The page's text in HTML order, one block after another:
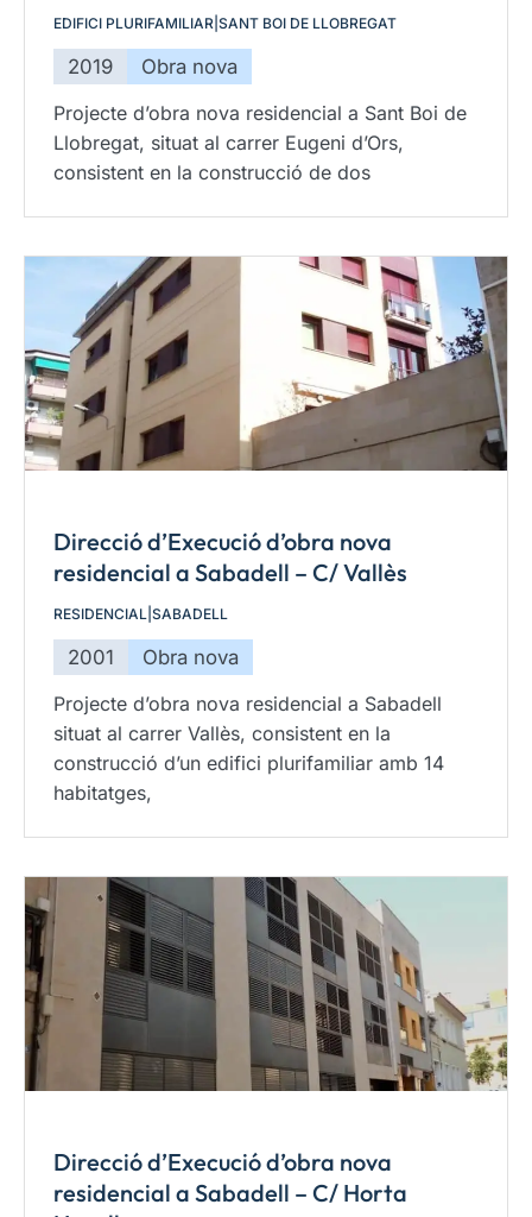
EDIFICI PLURIFAMILIAR SANT BOI DE LLOBREGAT
2019
Obra nova
Projecte d’obra nova residencial a Sant Boi de
Llobregat, situat al carrer Eugeni d’Ors,
consistent en la construcció de dos
Direcció d’Execució d’obra nova
residencial a Sabadell – C/ Vallès
RESIDENCIAL SABADELL
2001
Obra nova
Projecte d’obra nova residencial a Sabadell
situat al carrer Vallès, consistent en la
construcció d’un edifici plurifamiliar amb 14
habitatges,
Direcció d’Execució d’obra nova
residencial a Sabadell – C/ Horta